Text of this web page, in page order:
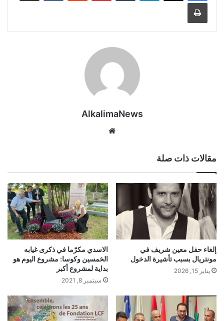
AlkalimaNews
مقالات ذات صلة
إلغاء حفل معين شريف في
مونتريال بسبب تأشيرة الدخول
يناير 15, 2026
الاسدي مكرّما في ذكرى غيابه
الخمسين وكوسا: مشروع اليوم هو
بداية لمشروع أكبر
سبتمبر 8, 2021